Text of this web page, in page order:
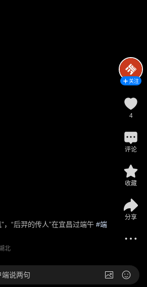
，“后羿的传人”在宜昌过端午 #端
北
关注
4
评论
收藏
分享
端说两句